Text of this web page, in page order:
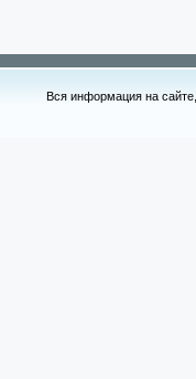
Вся информация на